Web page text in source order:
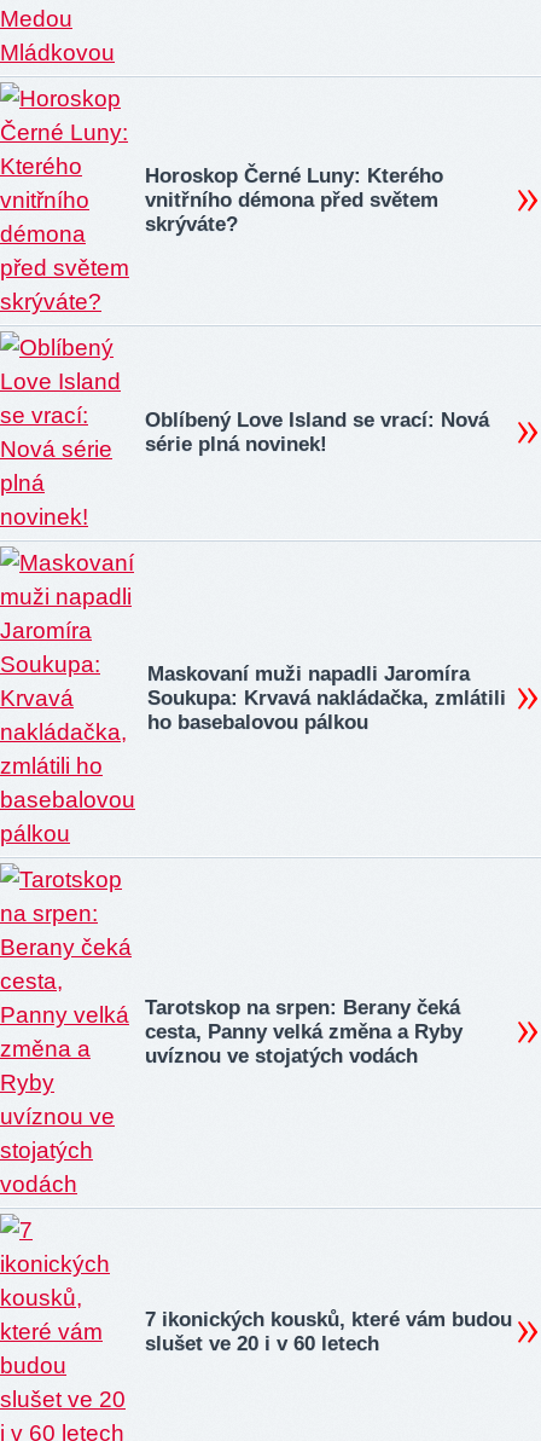
Horoskop Černé Luny: Kterého
vnitřního démona před světem
skrýváte?
Oblíbený Love Island se vrací: Nová
série plná novinek!
Maskovaní muži napadli Jaromíra
Soukupa: Krvavá nakládačka, zmlátili
ho basebalovou pálkou
Tarotskop na srpen: Berany čeká
cesta, Panny velká změna a Ryby
uvíznou ve stojatých vodách
7 ikonických kousků, které vám budou
slušet ve 20 i v 60 letech